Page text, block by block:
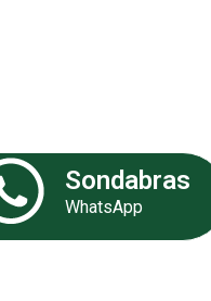
Sondabras
WhatsApp